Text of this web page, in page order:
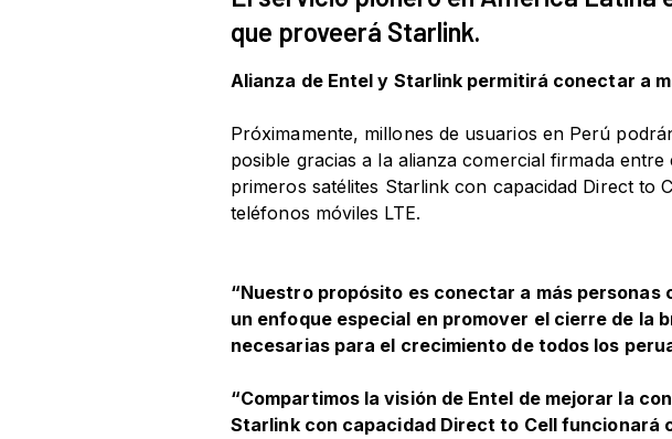
que proveerá Starlink.
Alianza de Entel y Starlink permitirá conectar a
Próximamente, millones de usuarios en Perú
posible gracias a la alianza comercial firmada
primeros satélites Starlink con capacidad Direct to
teléfonos móviles LTE.
“Nuestro propósito es conectar a más personas
un enfoque especial en promover el cierre de la
necesarias para el crecimiento de todos los
“Compartimos la visión de Entel de mejorar la
Starlink con capacidad Direct to Cell funcionará